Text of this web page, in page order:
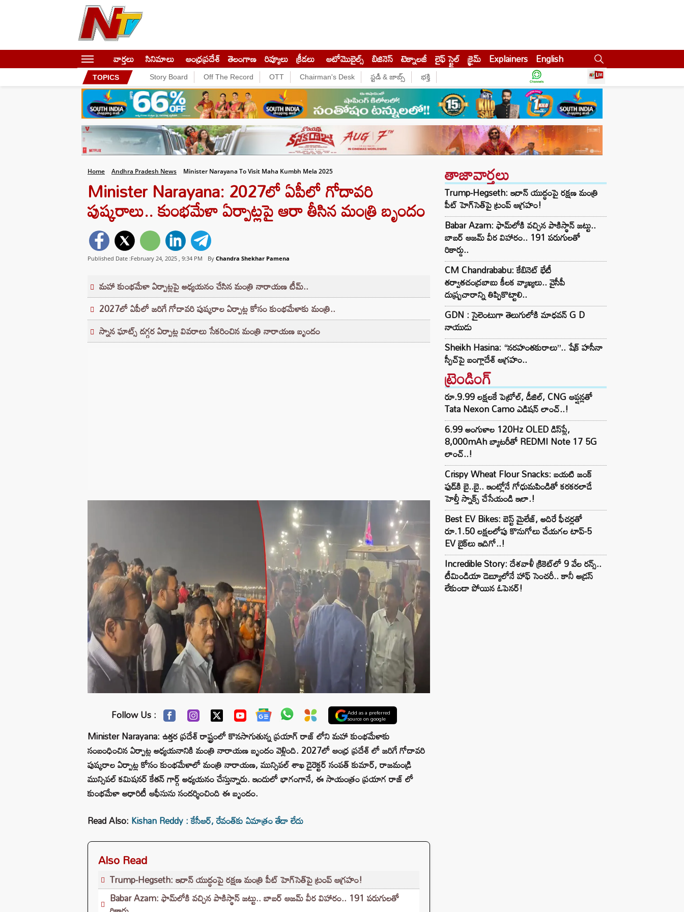
వార్తలు సినిమాలు ఆంధ్రప్రదేశ్ తెలంగాణ రివ్యూలు క్రీడలు ఆటోమొబైల్స్ బిజినెస్‌ టెక్నాలజీ లైఫ్ స్టైల్ క్రైమ్ Explainers English
TOPICS Story Board Off The Record OTT Chairman's Desk స్టడీ & జాబ్స్ భక్తి
Home Andhra Pradesh News Minister Narayana To Visit Maha Kumbh Mela 2025
Minister Narayana: 2027లో ఏపీలో గోదావరి
పుష్కరాలు.. కుంభమేళా ఏర్పాట్లపై ఆరా తీసిన మంత్రి బృందం
Published Date :February 24, 2025 , 9:34 PM By Chandra Shekhar Pamena
మహా కుంభమేళా ఏర్పాట్లపై అధ్యయనం చేసిన మంత్రి నారాయణ టీమ్..
2027లో ఏపీలో జరిగే గోదావరి పుష్కరాల ఏర్పాట్ల కోసం కుంభమేళాకు మంత్రి..
స్నాన ఘాట్స్ దగ్గర ఏర్పాట్ల వివరాలు సేకరించిన మంత్రి నారాయణ బృందం
Follow Us : Add as a preferred
source on google
Minister Narayana: ఉత్తర ప్రదేశ్ రాష్ట్రంలో కొనసాగుతున్న ప్రయాగ్ రాజ్ లోని మహా కుంభమేళాకు
సంబంధించిన ఏర్పాట్ల అధ్యయనానికి మంత్రి నారాయణ బృందం వెళ్లింది. 2027లో ఆంధ్ర ప్రదేశ్ లో జరిగే గోదావరి
పుష్కరాల ఏర్పాట్ల కోసం కుంభమేళాలో మంత్రి నారాయణ, మున్సిపల్ శాఖ డైరెక్టర్ సంపత్ కుమార్, రాజమండ్రి
మున్సిపల్ కమిషనర్ కేతన్ గార్గ్ అధ్యయనం చేస్తున్నారు. ఇందులో భాగంగానే, ఈ సాయంత్రం ప్రయాగ రాజ్ లో
కుంభమేళా అధారిటీ ఆఫీసును సందర్శించింది ఈ బృందం.
Read Also: Kishan Reddy : కేసీఆర్‌, రేవంత్‌కు ఏమాత్రం తేడా లేదు
Also Read
Trump-Hegseth: ఇరాన్ యుద్ధంపై రక్షణ మంత్రి పీట్ హెగ్‌సెత్‌‌పై ట్రంప్ ఆగ్రహం!
Babar Azam: ఫామ్‌లోకి వచ్చిన పాకిస్థాన్ జట్టు.. బాబర్ ఆజమ్ వీర విహారం.. 191 పరుగులతో
తాజావార్తలు
Trump-Hegseth: ఇరాన్ యుద్ధంపై రక్షణ మంత్రి
పీట్ హెగ్‌సెత్‌‌పై ట్రంప్ ఆగ్రహం!
Babar Azam: ఫామ్‌లోకి వచ్చిన పాకిస్థాన్ జట్టు..
బాబర్ ఆజమ్ వీర విహారం.. 191 పరుగులతో
రికార్డు..
CM Chandrababu: కేబినెట్ భేటీ
తర్వాతచంద్రబాబు కీలక వ్యాఖ్యలు.. వైసీపీ
దుష్ప్రచారాన్ని తిప్పికొట్టాలి..
GDN : సైలెంటుగా తెలుగులోకి మాధవన్ G D
నాయుడు
Sheikh Hasina: “నరహంతకురాలు”.. షేక్ హసీనా
స్పీచ్‌పై బంగ్లాదేశ్ ఆగ్రహం..
ట్రెండింగ్‌
రూ.9.99 లక్షలకే పెట్రోల్, డీజిల్, CNG ఆప్షన్లతో
Tata Nexon Camo ఎడిషన్ లాంచ్..!
6.99 అంగుళాల 120Hz OLED డిస్‌ప్లే,
8,000mAh బ్యాటరీతో REDMI Note 17 5G
లాంచ్..!
Crispy Wheat Flour Snacks: బయటి జంక్
ఫుడ్‌కి బై..బై.. ఇంట్లోనే గోధుమపిండితో కరకరలాడే
హెల్తీ స్నాక్స్ చేసేయండి ఇలా.!
Best EV Bikes: బెస్ట్ మైలేజ్, అదిరే ఫీచర్లతో
రూ.1.50 లక్షలలోపు కొనుగోలు చేయగల టాప్-5
EV బైక్‌లు ఇదిగో..!
Incredible Story: దేశవాళీ క్రికెట్‌లో 9 వేల రన్స్..
టీమిండియా డెబ్యూలోనే హాఫ్ సెంచరీ.. కానీ అడ్రస్
లేకుండా పోయిన ఓపెనర్!